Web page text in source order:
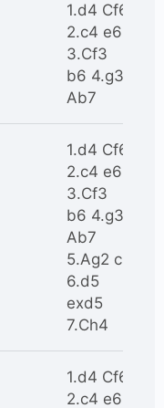
1.d4 Cf6
2.c4 e6
3.Cf3
b6 4.g3
Ab7
1.d4 Cf6
2.c4 e6
3.Cf3
b6 4.g3
Ab7
5.Ag2 c5
6.d5
exd5
7.Ch4
1.d4 Cf6
2.c4 e6